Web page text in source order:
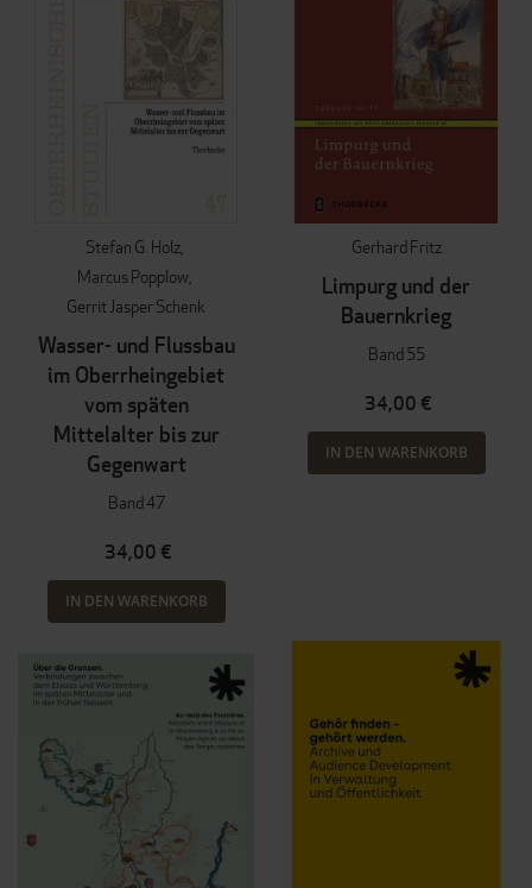
Stefan G. Holz
Marcus Popplow
Gerrit Jasper Schenk
Wasser- und Flussbau
im Oberrheingebiet
vom späten
Mittelalter bis zur
Gegenwart
Band 47
34,00 €
IN DEN WARENKORB
Gerhard Fritz
Limpurg und der
Bauernkrieg
Band 55
34,00 €
IN DEN WARENKORB